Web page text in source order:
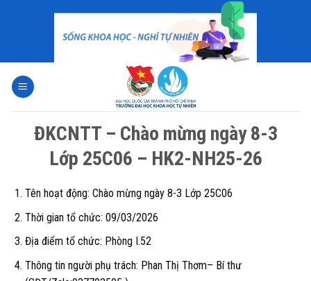
ĐKCNTT – Chào mừng ngày 8-3
Lớp 25C06 – HK2-NH25-26
Tên hoạt động: Chào mừng ngày 8-3 Lớp 25C06
Thời gian tổ chức: 09/03/2026
Địa điểm tổ chức: Phòng I.52
Thông tin người phụ trách: Phan Thị Thơm– Bí thư